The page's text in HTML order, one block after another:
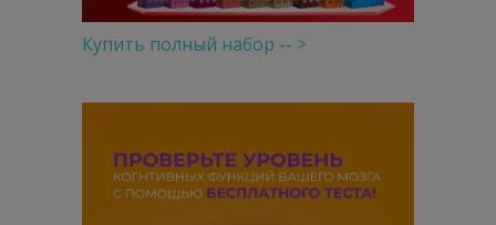
Купить полный набор -- >